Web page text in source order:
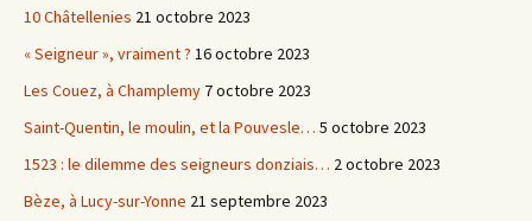
10 Châtellenies 21 octobre 2023
« Seigneur », vraiment ? 16 octobre 2023
Les Couez, à Champlemy 7 octobre 2023
Saint-Quentin, le moulin, et la Pouvesle… 5 octobre 2023
1523 : le dilemme des seigneurs donziais… 2 octobre 2023
Bèze, à Lucy-sur-Yonne 21 septembre 2023